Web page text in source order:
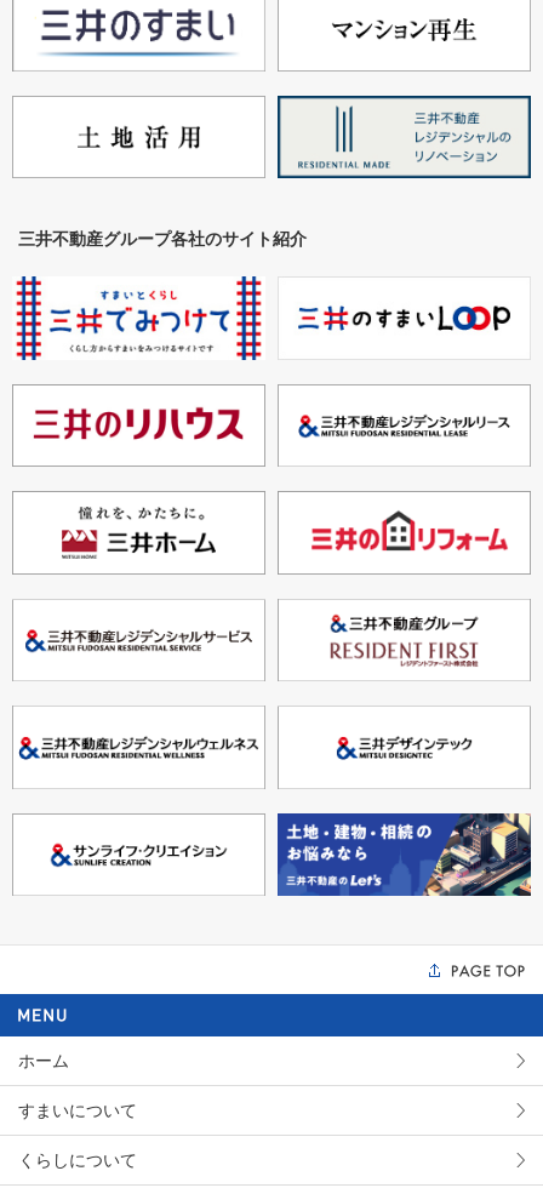
三井不動産グループ各社のサイト紹介
ホーム
すまいについて
くらしについて